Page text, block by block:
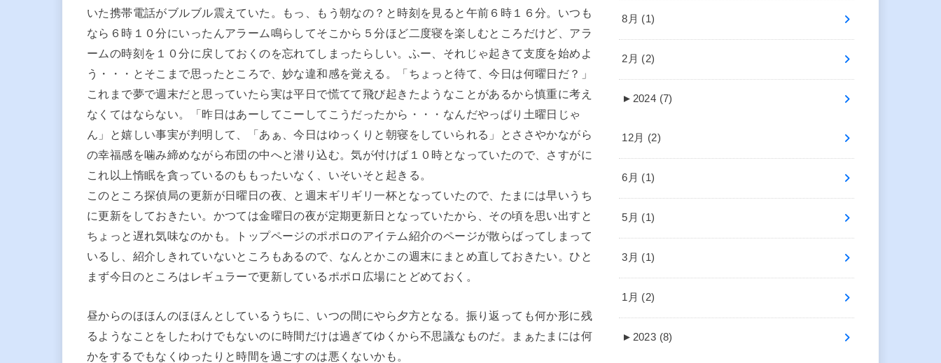
いた携帯電話がブルブル震えていた。もっ、もう朝なの？と時刻を見ると午前６時１６分。いつも
なら６時１０分にいったんアラーム鳴らしてそこから５分ほど二度寝を楽しむところだけど、アラ
ームの時刻を１０分に戻しておくのを忘れてしまったらしい。ふー、それじゃ起きて支度を始めよ
う・・・とそこまで思ったところで、妙な違和感を覚える。「ちょっと待て、今日は何曜日だ？」
これまで夢で週末だと思っていたら実は平日で慌てて飛び起きたようなことがあるから慎重に考え
なくてはならない。「昨日はあーしてこーしてこうだったから・・・なんだやっぱり土曜日じゃ
ん」と嬉しい事実が判明して、「あぁ、今日はゆっくりと朝寝をしていられる」とささやかながら
の幸福感を噛み締めながら布団の中へと潜り込む。気が付けば１０時となっていたので、さすがに
これ以上惰眠を貪っているのももったいなく、いそいそと起きる。
このところ探偵局の更新が日曜日の夜、と週末ギリギリ一杯となっていたので、たまには早いうち
に更新をしておきたい。かつては金曜日の夜が定期更新日となっていたから、その頃を思い出すと
ちょっと遅れ気味なのかも。トップページのポポロのアイテム紹介のページが散らばってしまって
いるし、紹介しきれていないところもあるので、なんとかこの週末にまとめ直しておきたい。ひと
まず今日のところはレギュラーで更新しているポポロ広場にとどめておく。
昼からのほほんのほほんとしているうちに、いつの間にやら夕方となる。振り返っても何か形に残
るようなことをしたわけでもないのに時間だけは過ぎてゆくから不思議なものだ。まぁたまには何
かをするでもなくゆったりと時間を過ごすのは悪くないかも。
8月 (1)
2月 (2)
► 2024 (7)
12月 (2)
6月 (1)
5月 (1)
3月 (1)
1月 (2)
► 2023 (8)